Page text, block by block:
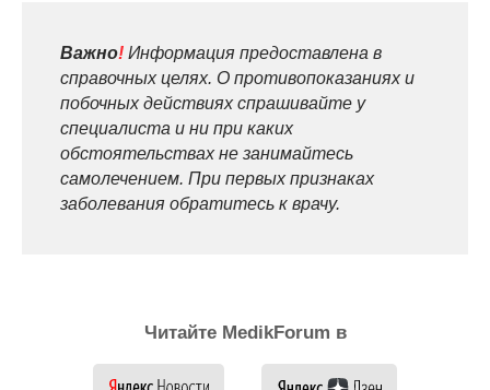
Важно! Информация предоставлена в
справочных целях. О противопоказаниях и
побочных действиях спрашивайте у
специалиста и ни при каких
обстоятельствах не занимайтесь
самолечением. При первых признаках
заболевания обратитесь к врачу.
Читайте MedikForum в